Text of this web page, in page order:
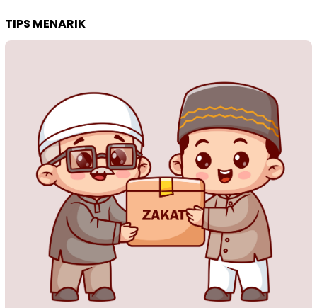
TIPS MENARIK